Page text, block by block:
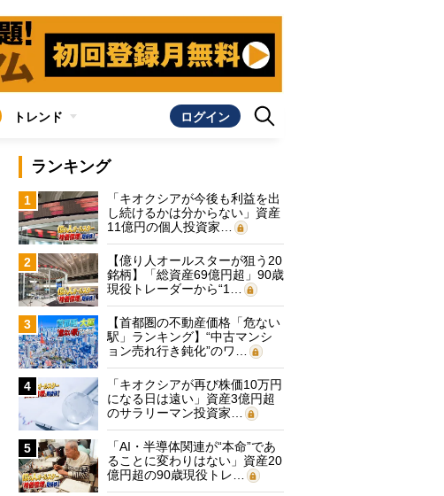
トレンド ログイン
ランキング
1
「キオクシアが今後も利益を出
し続けるかは分からない」資産
11億円の個人投資家…
2
【億り人オールスターが狙う20
銘柄】「総資産69億円超」90歳
現役トレーダーから“1…
3
【首都圏の不動産価格「危ない
駅」ランキング】“中古マンシ
ョン売れ行き鈍化”のワ…
4
「キオクシアが再び株価10万円
になる日は遠い」資産3億円超
のサラリーマン投資家…
5
「AI・半導体関連が“本命”であ
ることに変わりはない」資産20
億円超の90歳現役トレ…